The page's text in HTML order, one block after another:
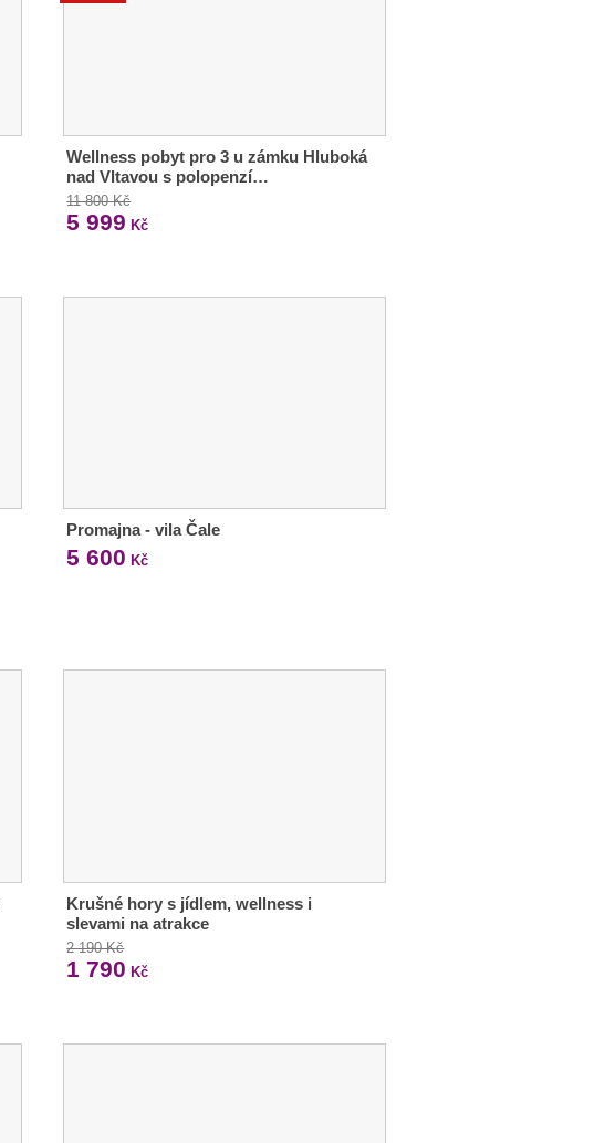
Wellness pobyt pro 3 u zámku Hluboká
nad Vltavou s polopenzí…
11 800 Kč
5 999 Kč
Promajna - vila Čale
5 600 Kč
Krušné hory s jídlem, wellness i
slevami na atrakce
2 190 Kč
1 790 Kč